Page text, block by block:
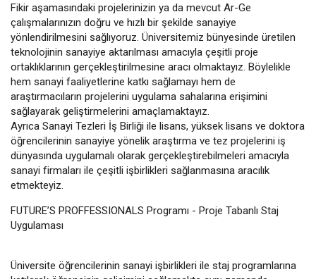
Fikir aşamasındaki projelerinizin ya da mevcut Ar-Ge
çalışmalarınızın doğru ve hızlı bir şekilde sanayiye
yönlendirilmesini sağlıyoruz. Üniversitemiz bünyesinde üretilen
teknolojinin sanayiye aktarılması amacıyla çeşitli proje
ortaklıklarının gerçekleştirilmesine aracı olmaktayız. Böylelikle
hem sanayi faaliyetlerine katkı sağlamayı hem de
araştırmacıların projelerini uygulama sahalarına erişimini
sağlayarak geliştirmelerini amaçlamaktayız.
Ayrıca Sanayi Tezleri İş Birliği ile lisans, yüksek lisans ve doktora
öğrencilerinin sanayiye yönelik araştırma ve tez projelerini iş
dünyasında uygulamalı olarak gerçekleştirebilmeleri amacıyla
sanayi firmaları ile çeşitli işbirlikleri sağlanmasına aracılık
etmekteyiz.
FUTURE’S PROFFESSIONALS Programı - Proje Tabanlı Staj
Uygulaması
Üniversite öğrencilerinin sanayi işbirlikleri ile staj programlarına